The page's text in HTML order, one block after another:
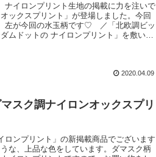
イロンプリント生地の掲載に力を注いで
ックスプリント」が登場しました。今回
左が今回の水玉柄です♡ ／「北欧調ビッ
ムドットの ナイロンプリント」を敷いて
2020.04.09
スク調ナイロンオックスプリ
ンプリント」の新掲載商品でございます
、上品な色をしています。ダマスク柄